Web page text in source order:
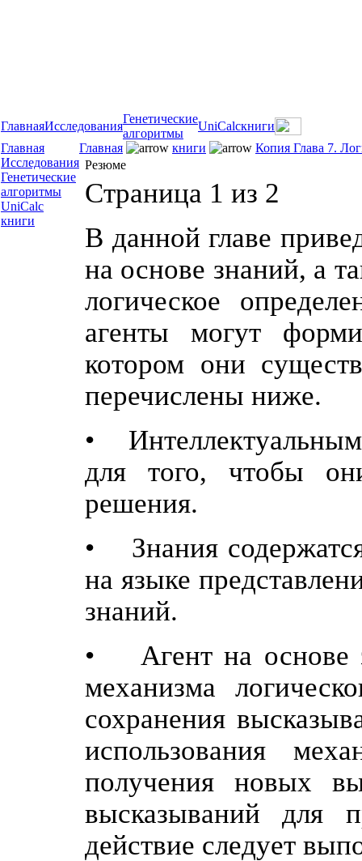
ГлавнаяИсследования
Генетические
алгоритмы
UniCalcкниги
Главная
Исследования
Генетические
алгоритмы
UniCalc
книги
Главная книги
Копия Глава 7.
Резюме
Страница 1 из 2
В данной главе
на основе знаний, а
логическое
агенты могут
котором они
перечислены ниже.
• Интеллектуальным
для того, чтобы
решения.
• Знания
на языке
знаний.
• Агент на основе
механизма
сохранения
использования
получения новых
высказываний для
действие следует